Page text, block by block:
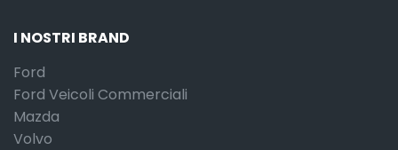
I NOSTRI BRAND
Ford
Ford Veicoli Commerciali
Mazda
Volvo